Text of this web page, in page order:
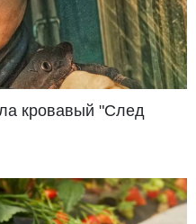
кровавый "След